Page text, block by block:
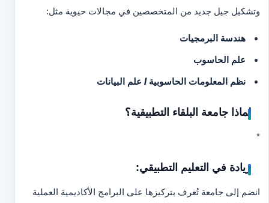
وتشكيل جيل جديد من المتخصصين في مجالات حيوية مثل:
هندسة البرمجيات
علم الحاسوب
نظم المعلومات الحاسوبية / علم البيانات
لماذا جامعة البلقاء التطبيقية؟
*
ريادة في التعليم التطبيقي:
انضم إلى جامعة تُعرف بتركيزها على البرامج الأكاديمية العملية